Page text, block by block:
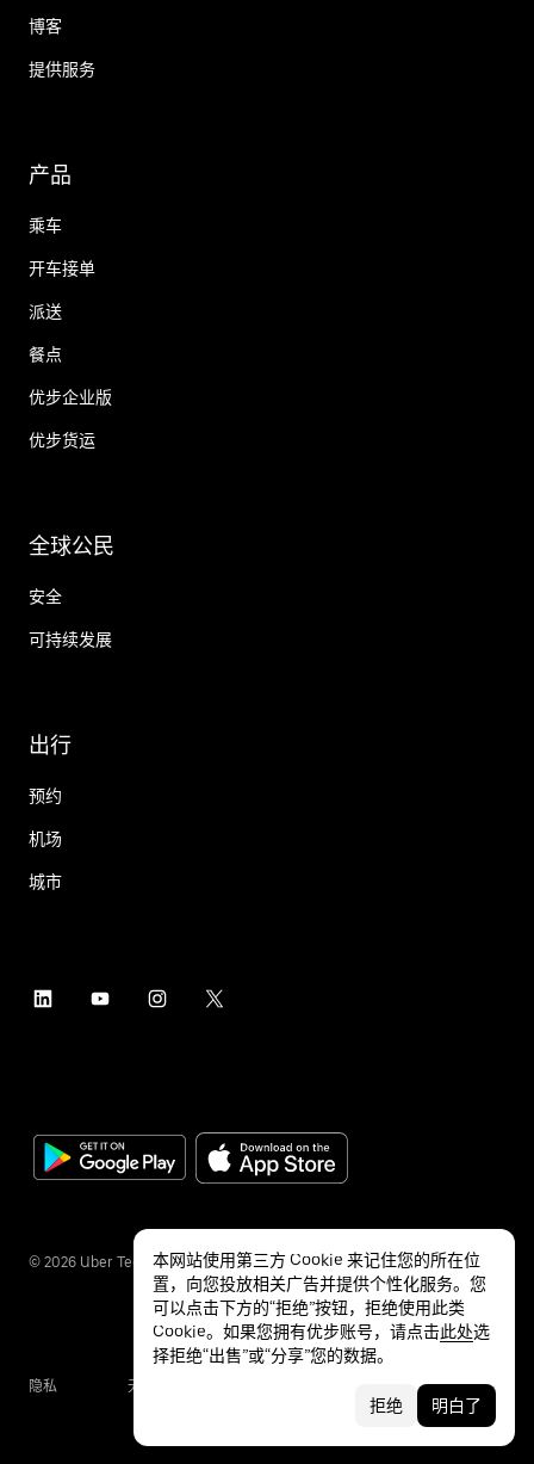
博客
提供服务
产品
乘车
开车接单
派送
餐点
优步企业版
优步货运
全球公民
安全
可持续发展
出行
预约
机场
城市
© 2026 Uber Technologies Inc.
隐私 无障碍服务
本网站使用第三方 Cookie 来记住您的所在位
置，向您投放相关广告并提供个性化服务。您
可以点击下方的“拒绝”按钮，拒绝使用此类
Cookie。如果您拥有优步账号，请点击此处选
择拒绝“出售”或“分享”您的数据。
拒绝 明白了